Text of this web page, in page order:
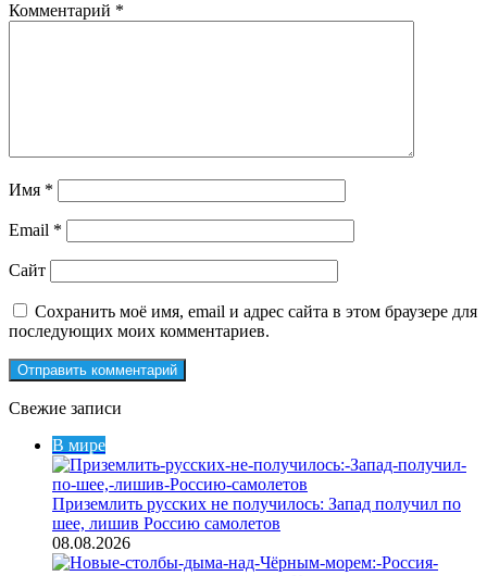
Комментарий *
Имя *
Email *
Сайт
Сохранить моё имя, email и адрес сайта в этом браузере для
последующих моих комментариев.
Свежие записи
В мире
Приземлить русских не получилось: Запад получил по
шее, лишив Россию самолетов
08.08.2026